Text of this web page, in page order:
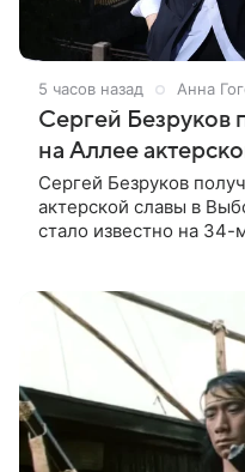
5 часов назад Анна
Сергей Безруков
на Аллее
Сергей Безруков
актерской славы в
стало известно на 34-